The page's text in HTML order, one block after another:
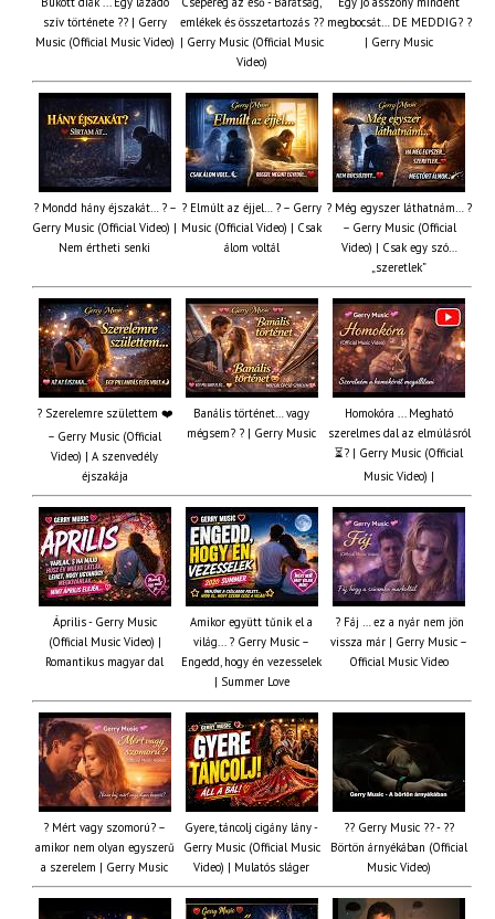
szív története ?? | Gerry
Music (Official Music Video)
emlékek és összetartozás ?️?
| Gerry Music (Official Music
Video)
megbocsát… DE MEDDIG? ?
| Gerry Music
? Mondd hány éjszakát… ? –
Gerry Music (Official Video) |
Nem értheti senki
? Elmúlt az éjjel… ? – Gerry
Music (Official Video) | Csak
álom voltál
? Még egyszer láthatnám… ?
– Gerry Music (Official
Video) | Csak egy szó…
„szeretlek”
? Szerelemre születtem ❤️
– Gerry Music (Official
Video) | A szenvedély
éjszakája
Banális történet… vagy
mégsem? ? | Gerry Music
Homokóra ... Megható
szerelmes dal az elmúlásról
⏳? | Gerry Music (Official
Music Video) |
Április - Gerry Music
(Official Music Video) |
Romantikus magyar dal
Amikor együtt tűnik el a
világ... ? Gerry Music –
Engedd, hogy én vezesselek
| Summer Love
? Fáj … ez a nyár nem jön
vissza már | Gerry Music –
Official Music Video
? Mért vagy szomorú? –
amikor nem olyan egyszerű
a szerelem | Gerry Music
Gyere, táncolj cigány lány -
Gerry Music (Official Music
Video) | Mulatós sláger
?? Gerry Music ?? - ??
Börtön árnyékában (Official
Music Video)